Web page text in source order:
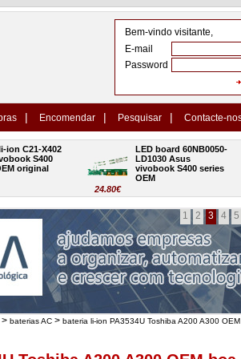
Bem-vindo visitante,
E-mail
Password
| Encomendar | Pesquisar | Contacte-
C21-X402
S400
original
24.80€
LED board 60NB0050-
LD1030 Asus
vivobook S400 series
OEM
1 2 3 4 5
> baterias AC > bateria li-ion PA3534U Toshiba A200 A300